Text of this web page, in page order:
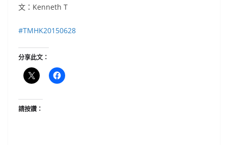
文：Kenneth T
‪#‎TMHK20150628‬
分享此文：
請按讚：